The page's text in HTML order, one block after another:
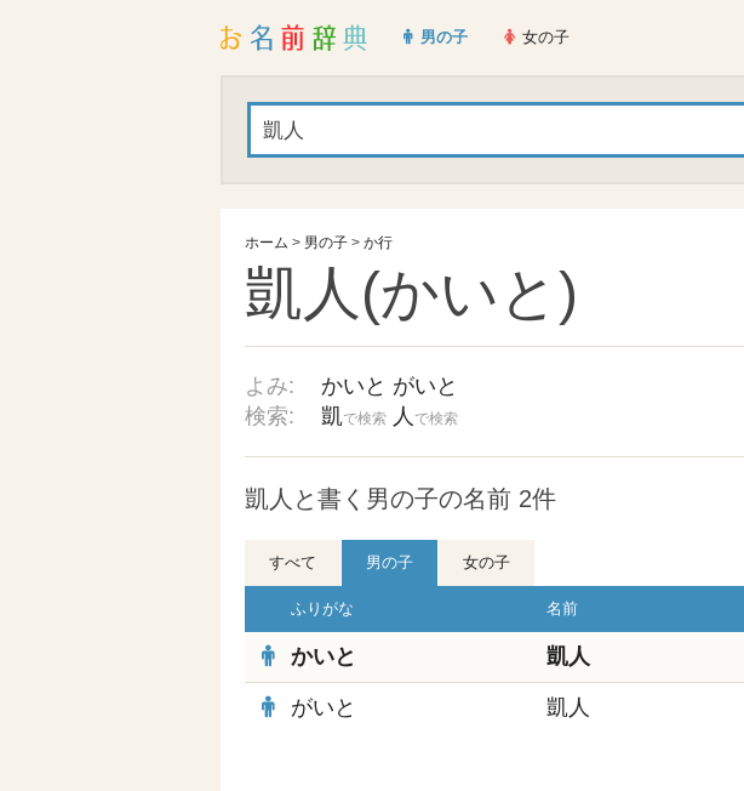
男の子 女の子
ホーム > 男の子 > か行
凱人(かいと)
よみ: かいと がいと
検索:
凱で検索 人 で検索
凱人と書く男の子の名前 2件
すべて 男の子 女の子
ふりがな 名前
かいと 凱人
がいと 凱人